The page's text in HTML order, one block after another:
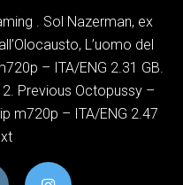
. Sol Nazerman, ex
L’uomo del
– ITA/ENG 2.31 GB.
Previous Octopussy –
m720p – ITA/ENG 2.47